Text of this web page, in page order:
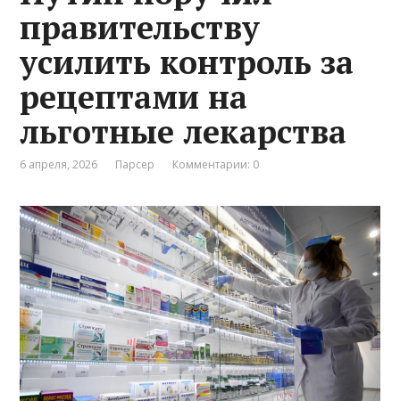
правительству
усилить контроль за
рецептами на
льготные лекарства
6 апреля, 2026 Парсер Комментарии: 0